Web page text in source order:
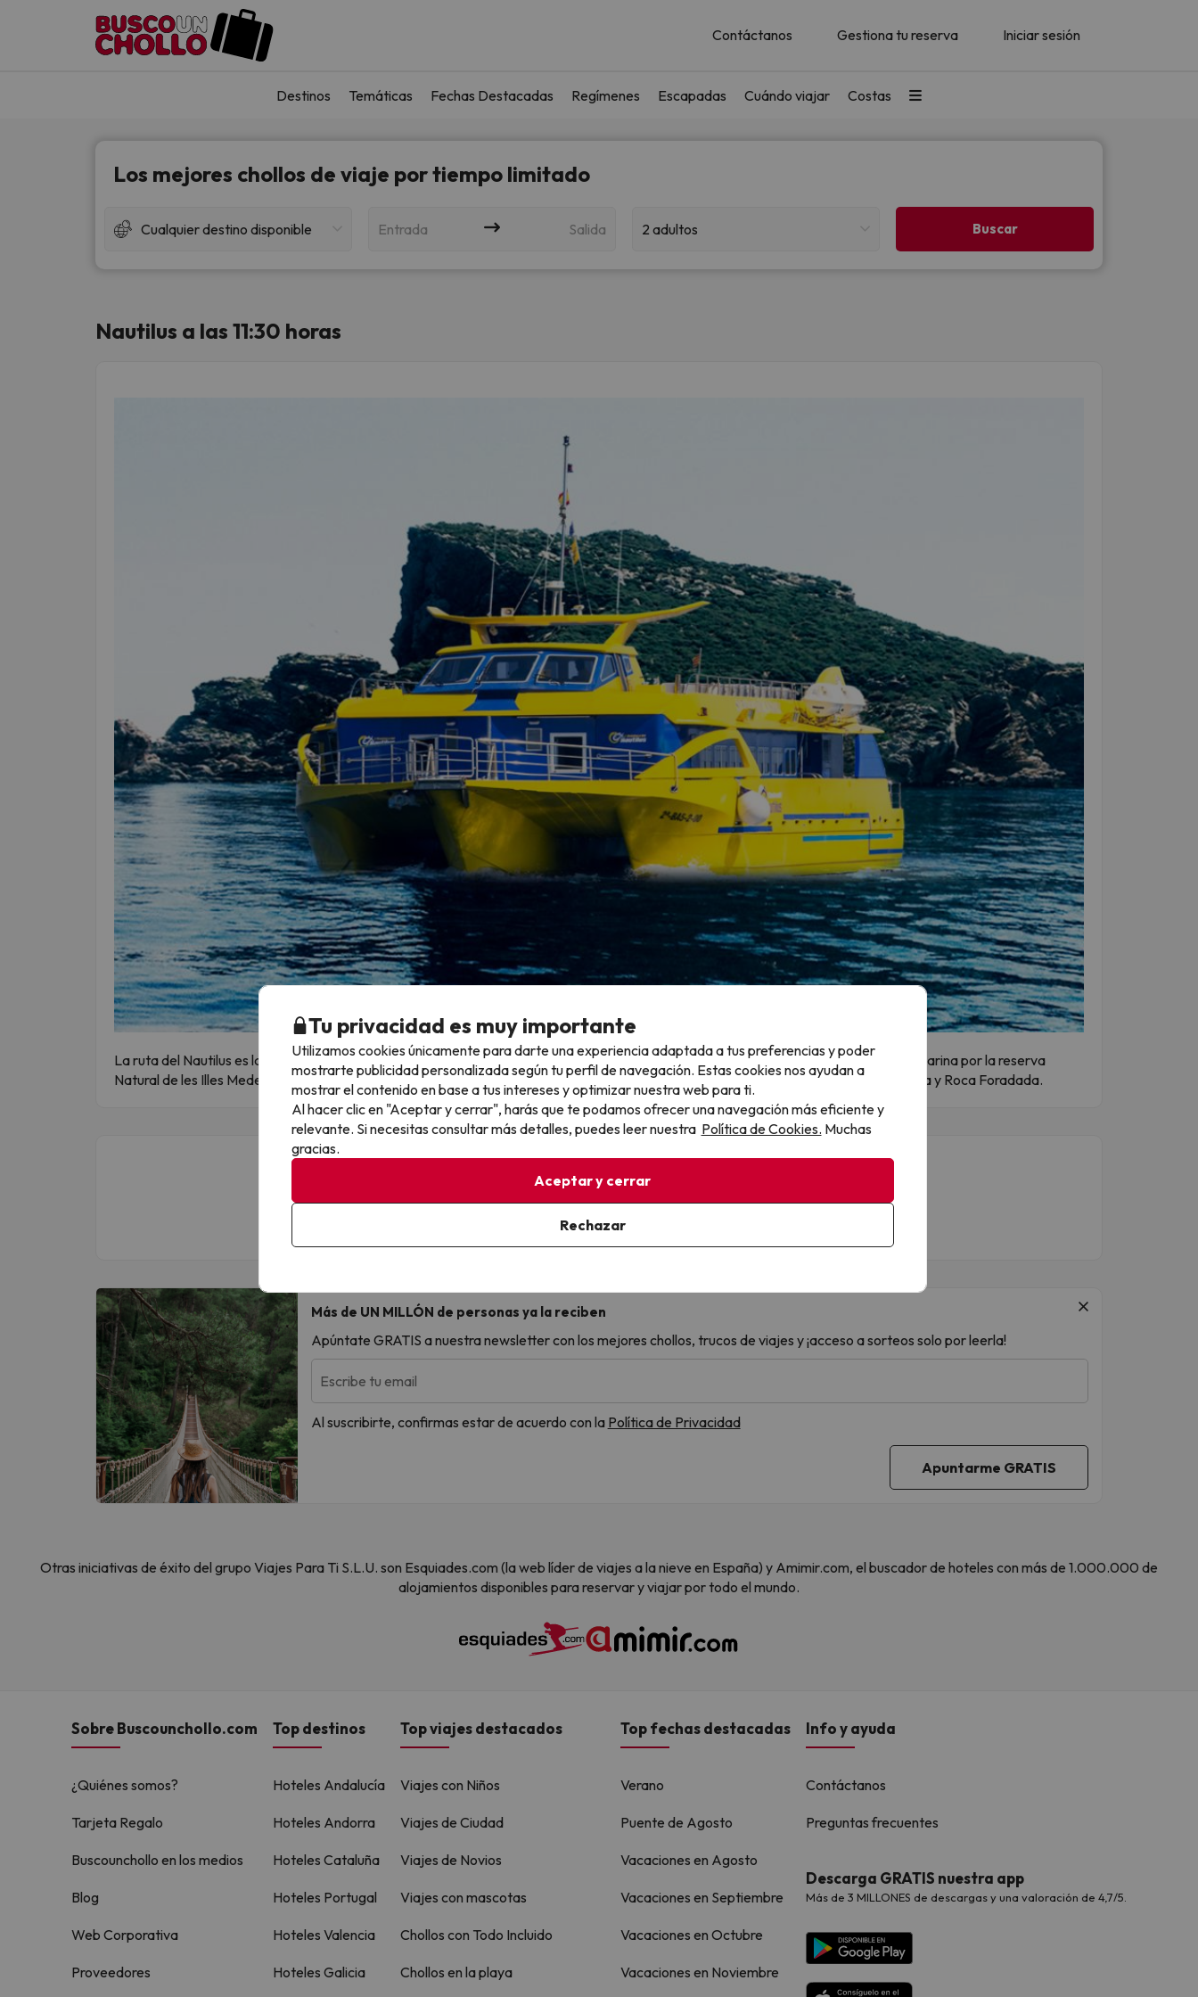
Contáctanos Gestiona tu reserva Iniciar sesión
Destinos Temáticas Fechas Destacadas Regímenes Escapadas Cuándo viajar Costas
Los mejores chollos de viaje por tiempo limitado
Cualquier destino disponible Entrada Salida 2 adultos
Nautilus a las 11:30 horas
La ruta del Nautilus es la que va a Illes Medes y Roca Foradada y se realiza sólo los domingos a las 12 horas. Se trata de una visita submarina por la reserva
Natural de les Illes Medes y la costa del Macizo de Montgrí pasando por la punta de la barra, Punta Salinas, Cap d'Utrera, Cala Pedrosa y Roca Foradada.
¡Tenemos lo que buscas!
Explora nuestra web para descubrir chollos increíbles
Ver todos los chollos
Más de UN MILLÓN de personas ya la reciben
Apúntate GRATIS a nuestra newsletter con los mejores chollos, trucos de viajes y ¡acceso a sorteos solo por leerla!
Escribe tu email
Al suscribirte, confirmas estar de acuerdo con la Política de Privacidad
Otras iniciativas de éxito del grupo Viajes Para Ti S.L.U. son Esquiades.com (la web líder de viajes a la nieve en España) y Amimir.com, el buscador de hoteles con más de 1.000.000 de
alojamientos disponibles para reservar y viajar por todo el mundo.
Sobre Buscounchollo.com
¿Quiénes somos?
Tarjeta Regalo
Buscounchollo en los medios
Blog
Web Corporativa
Proveedores
Top destinos
Hoteles Andalucía
Hoteles Andorra
Hoteles Cataluña
Hoteles Portugal
Hoteles Valencia
Hoteles Galicia
Top viajes destacados
Viajes con Niños
Viajes de Ciudad
Viajes de Novios
Viajes con mascotas
Chollos con Todo Incluido
Chollos en la playa
Top fechas destacadas
Verano
Puente de Agosto
Vacaciones en Agosto
Vacaciones en Septiembre
Vacaciones en Octubre
Vacaciones en Noviembre
Info y ayuda
Contáctanos
Preguntas frecuentes
Descarga GRATIS nuestra app
Más de 3 MILLONES de descargas y una valoración de 4,7/5.
Tu privacidad es muy importante
Utilizamos cookies únicamente para darte una experiencia adaptada a tus preferencias y poder
mostrarte publicidad personalizada según tu perfil de navegación. Estas cookies nos ayudan a
mostrar el contenido en base a tus intereses y optimizar nuestra web para ti.
Al hacer clic en "Aceptar y cerrar", harás que te podamos ofrecer una navegación más eficiente y
relevante. Si necesitas consultar más detalles, puedes leer nuestra Política de Cookies. Muchas
gracias.
Aceptar y cerrar
Rechazar